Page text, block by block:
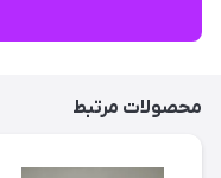
محصولات مرتبط